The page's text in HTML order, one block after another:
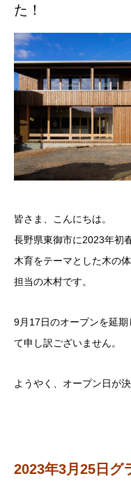
た！
皆さま、こんにちは。
長野県東御市に2023年初
木育をテーマとした木の
担当の木村です。
9月17日のオープンを延
て申し訳ございません。
ようやく、オープン日が
2023年3月25日グ